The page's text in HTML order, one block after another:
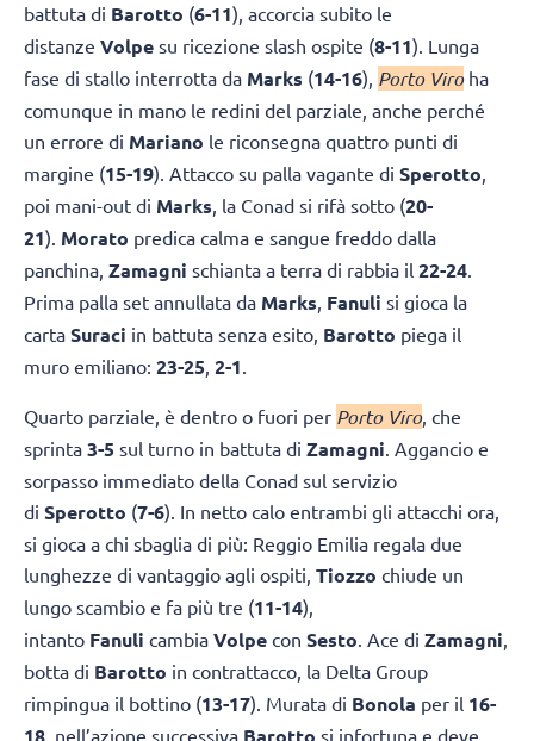
battuta di Barotto (6-11), accorcia subito le
distanze Volpe su ricezione slash ospite (8-11). Lunga
fase di stallo interrotta da Marks (14-16), Porto Viroha
comunque in mano le redini del parziale, anche perché
un errore di Mariano le riconsegna quattro punti di
margine (15-19). Attacco su palla vagante di Sperotto,
poi mani-out di Marks, la Conad si rifà sotto (20-
21). Morato predica calma e sangue freddo dalla
panchina, Zamagni schianta a terra di rabbia il 22-24.
Prima palla set annullata da Marks, Fanuli si gioca la
carta Suraci in battuta senza esito, Barotto piega il
muro emiliano: 23-25, 2-1.
Quarto parziale, è dentro o fuori per Porto Viro, che
sprinta 3-5 sul turno in battuta di Zamagni . Aggancio e
sorpasso immediato della Conad sul servizio
di Sperotto (7-6). In netto calo entrambi gli attacchi ora,
si gioca a chi sbaglia di più: Reggio Emilia regala due
lunghezze di vantaggio agli ospiti, Tiozzo chiude un
lungo scambio e fa più tre (11-14),
intanto Fanuli cambia Volpe con Sesto . Ace di Zamagni
botta di Barotto in contrattacco, la Delta Group
rimpingua il bottino (13-17). Murata di Bonola per il 16-
18 , nell’azione successiva Barotto si infortuna e deve